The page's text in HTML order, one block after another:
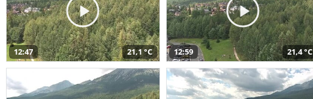
12:47 21,1 °C 12:59 21,4 °C